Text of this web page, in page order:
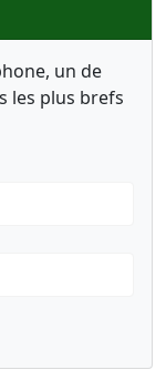
un de
les plus brefs